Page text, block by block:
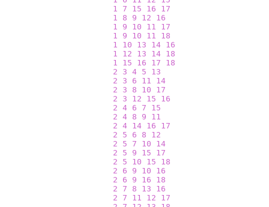
1
7 15 16
17
1
8 9 12
16
1
9 10 11
17
1
9 10 11
18
1
10 13 14 16
1
12 13 14 18
1
15 16 17
18
2
3 4 5
13
2
3 6 11
14
2
3 8 10
17
2
3 12 15
16
2 4 6 7
15
2 4 8 9
11
2 4 14 16
17
2
5 6 8
12
2
5 7 10
14
2
5 9 15
17
2
5 10 15
18
2
6 9 10
16
2
6 9 16
18
2
7 8 13
16
2
7 11 12
17